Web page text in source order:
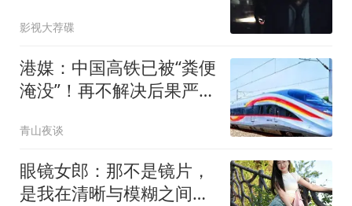
影视大荐碟
港媒：中国高铁已被“粪便
淹没”！再不解决后果严
青山夜谈
眼镜女郎：那不是镜片，
是我在清晰与模糊之间找